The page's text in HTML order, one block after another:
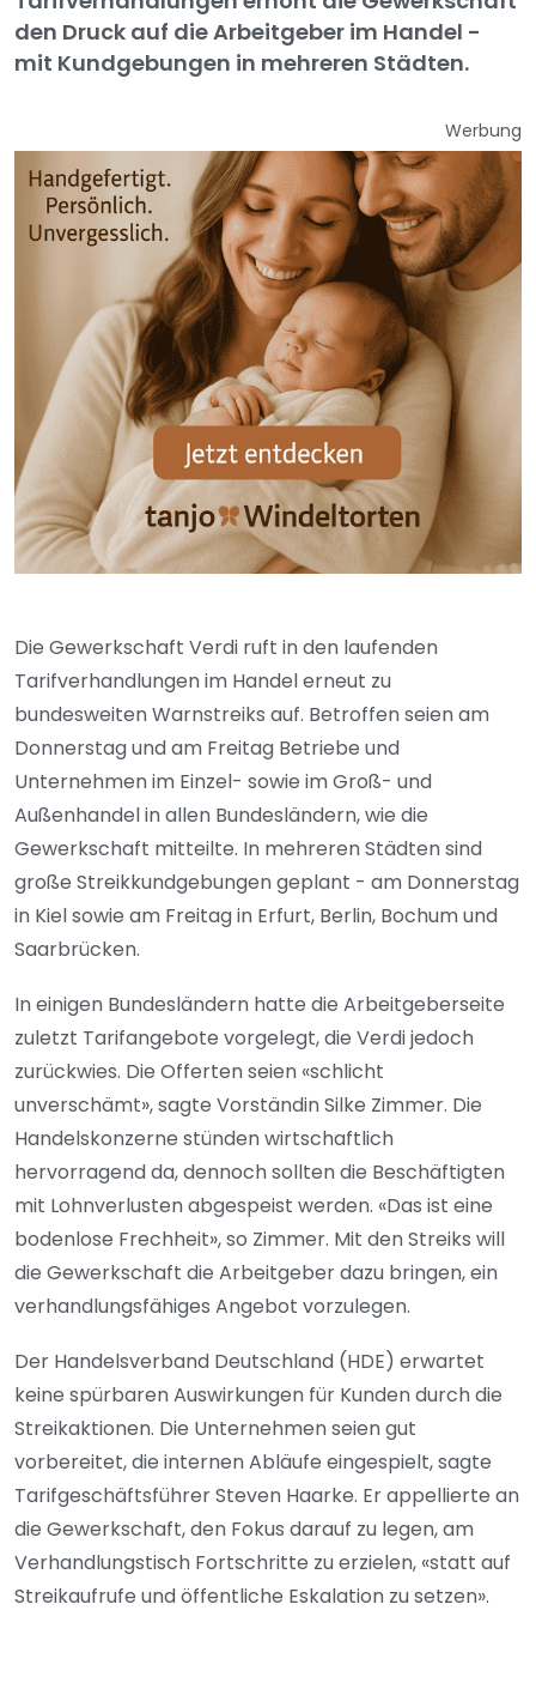
den Druck auf die Arbeitgeber im Handel -
mit Kundgebungen in mehreren Städten.
Werbung
Die Gewerkschaft Verdi ruft in den laufenden
Tarifverhandlungen im Handel erneut zu
bundesweiten Warnstreiks auf. Betroffen seien am
Donnerstag und am Freitag Betriebe und
Unternehmen im Einzel- sowie im Groß- und
Außenhandel in allen Bundesländern, wie die
Gewerkschaft mitteilte. In mehreren Städten sind
große Streikkundgebungen geplant - am Donnerstag
in Kiel sowie am Freitag in Erfurt, Berlin, Bochum und
Saarbrücken.
In einigen Bundesländern hatte die Arbeitgeberseite
zuletzt Tarifangebote vorgelegt, die Verdi jedoch
zurückwies. Die Offerten seien «schlicht
unverschämt», sagte Vorständin Silke Zimmer. Die
Handelskonzerne stünden wirtschaftlich
hervorragend da, dennoch sollten die Beschäftigten
mit Lohnverlusten abgespeist werden. «Das ist eine
bodenlose Frechheit», so Zimmer. Mit den Streiks will
die Gewerkschaft die Arbeitgeber dazu bringen, ein
verhandlungsfähiges Angebot vorzulegen.
Der Handelsverband Deutschland (HDE) erwartet
keine spürbaren Auswirkungen für Kunden durch die
Streikaktionen. Die Unternehmen seien gut
vorbereitet, die internen Abläufe eingespielt, sagte
Tarifgeschäftsführer Steven Haarke. Er appellierte an
die Gewerkschaft, den Fokus darauf zu legen, am
Verhandlungstisch Fortschritte zu erzielen, «statt auf
Streikaufrufe und öffentliche Eskalation zu setzen».